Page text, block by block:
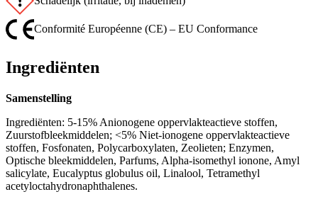
Conformité Européenne (CE) – EU Conformance
Ingrediënten
Samenstelling
Ingrediënten: 5-15% Anionogene oppervlakteactieve stoffen,
Zuurstofbleekmiddelen; <5% Niet-ionogene oppervlakteactieve
stoffen, Fosfonaten, Polycarboxylaten, Zeolieten; Enzymen,
Optische bleekmiddelen, Parfums, Alpha-isomethyl ionone, Amyl
salicylate, Eucalyptus globulus oil, Linalool, Tetramethyl
acetyloctahydronaphthalenes.